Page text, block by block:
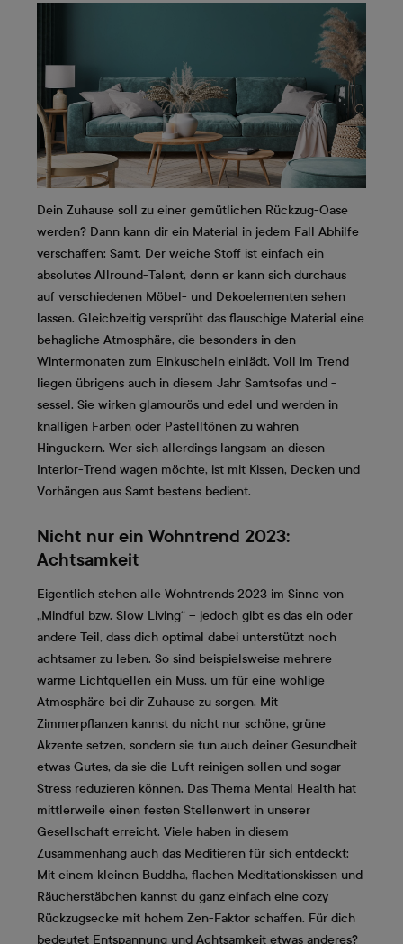
Dein Zuhause soll zu einer gemütlichen Rückzug-Oase
werden? Dann kann dir ein Material in jedem Fall Abhilfe
verschaffen: Samt. Der weiche Stoff ist einfach ein
absolutes Allround-Talent, denn er kann sich durchaus
auf verschiedenen Möbel- und Dekoelementen sehen
lassen. Gleichzeitig versprüht das flauschige Material eine
behagliche Atmosphäre, die besonders in den
Wintermonaten zum Einkuscheln einlädt. Voll im Trend
liegen übrigens auch in diesem Jahr Samtsofas und -
sessel. Sie wirken glamourös und edel und werden in
knalligen Farben oder Pastelltönen zu wahren
Hinguckern. Wer sich allerdings langsam an diesen
Interior-Trend wagen möchte, ist mit Kissen, Decken und
Vorhängen aus Samt bestens bedient.
Nicht nur ein Wohntrend 2023:
Achtsamkeit
Eigentlich stehen alle Wohntrends 2023 im Sinne von
„Mindful bzw. Slow Living“ – jedoch gibt es das ein oder
andere Teil, dass dich optimal dabei unterstützt noch
achtsamer zu leben. So sind beispielsweise mehrere
warme Lichtquellen ein Muss, um für eine wohlige
Atmosphäre bei dir Zuhause zu sorgen. Mit
Zimmerpflanzen kannst du nicht nur schöne, grüne
Akzente setzen, sondern sie tun auch deiner Gesundheit
etwas Gutes, da sie die Luft reinigen sollen und sogar
Stress reduzieren können. Das Thema Mental Health hat
mittlerweile einen festen Stellenwert in unserer
Gesellschaft erreicht. Viele haben in diesem
Zusammenhang auch das Meditieren für sich entdeckt:
Mit einem kleinen Buddha, flachen Meditationskissen und
Räucherstäbchen kannst du ganz einfach eine cozy
Rückzugsecke mit hohem Zen-Faktor schaffen. Für dich
bedeutet Entspannung und Achtsamkeit etwas anderes?